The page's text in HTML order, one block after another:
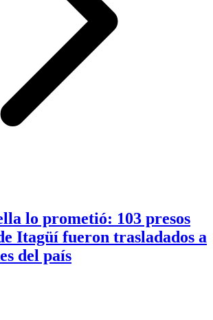
lo prometió: 103 presos
Itagüí fueron trasladados a
del país